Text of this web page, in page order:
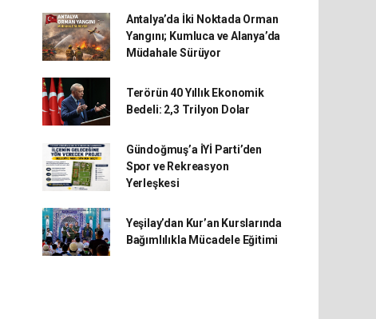
Antalya’da İki Noktada Orman
Yangını; Kumluca ve Alanya’da
Müdahale Sürüyor
Terörün 40 Yıllık Ekonomik
Bedeli: 2,3 Trilyon Dolar
Gündoğmuş’a İYİ Parti’den
Spor ve Rekreasyon
Yerleşkesi
Yeşilay’dan Kur’an Kurslarında
Bağımlılıkla Mücadele Eğitimi